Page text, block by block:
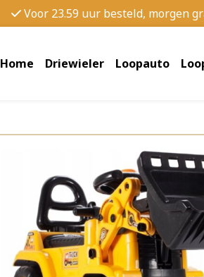
Voor 23.59 uur besteld, morgen
Home Driewieler Loopauto